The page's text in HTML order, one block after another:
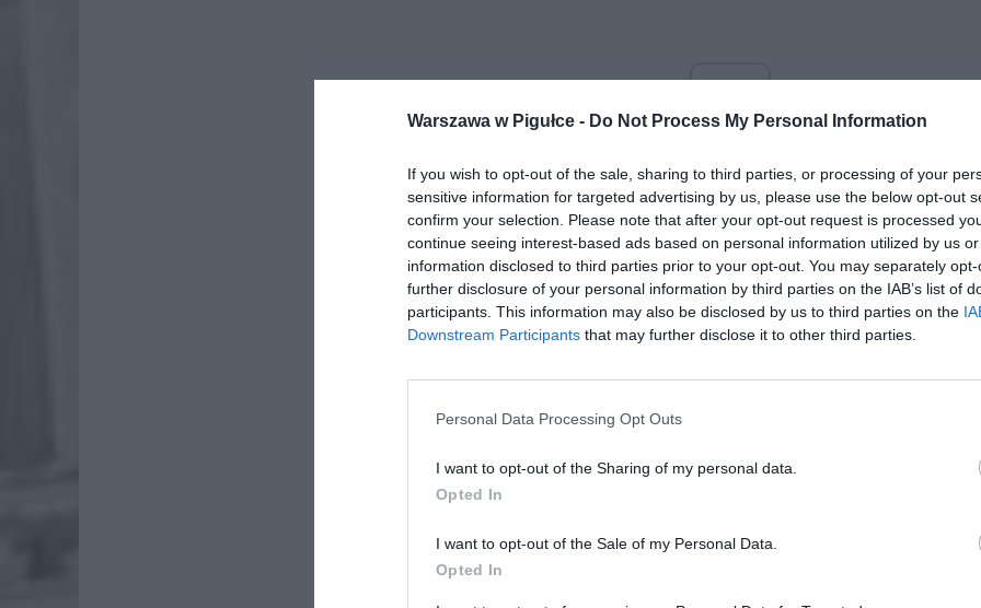
Warszawa w Pigułce - Do Not Process My Personal Information
If you wish to opt-out of the sale, sharing to third parties, or processing of your
sensitive information for targeted advertising by us, please use the below opt-out
confirm your selection. Please note that after your opt-out request is processed
continue seeing interest-based ads based on personal information utilized by us
information disclosed to third parties prior to your opt-out. You may separately
further disclosure of your personal information by third parties on the IAB’s list of
participants. This information may also be disclosed by us to third parties on the
Downstream Participants that may further disclose it to other third parties.
Personal Data Processing Opt Outs
I want to opt-out of the Sharing of my personal data.
Opted In
I want to opt-out of the Sale of my Personal Data.
Opted In
Dodaj nas do preferowanych źródeł w Google